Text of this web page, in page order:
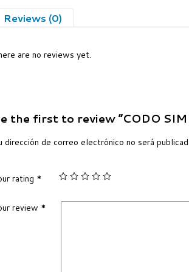
Reviews (0)
are no reviews yet.
the first to review “CODO
dirección de correo electrónico no será
rating *
review *